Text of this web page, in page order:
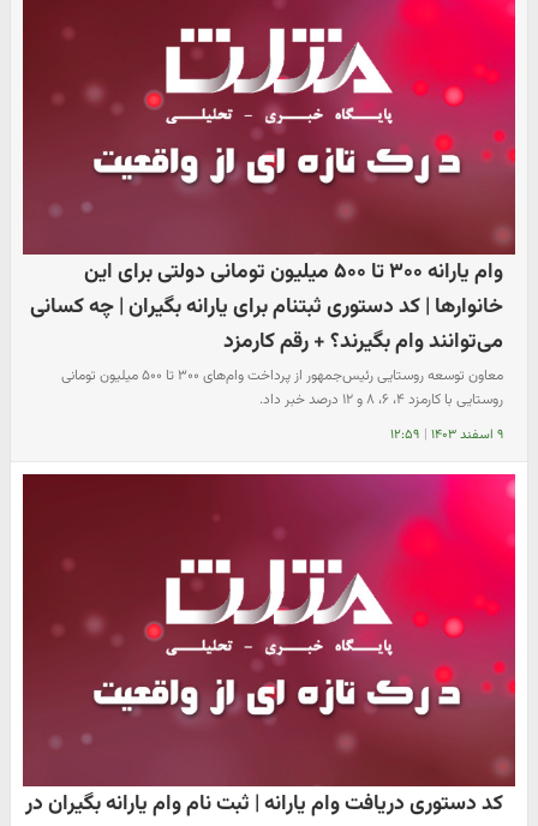
وام یارانه ۳۰۰ تا ۵۰۰ میلیون تومانی دولتی برای این
خانوارها | کد دستوری ثبتنام برای یارانه بگیران | چه کسانی
می‌توانند وام بگیرند؟ + رقم کارمزد
معاون توسعه روستایی رئیس‌جمهور از پرداخت وام‌های ۳۰۰ تا ۵۰۰ میلیون تومانی
روستایی با کارمزد ۴، ۶، ۸ و ۱۲ درصد خبر داد.
۹ اسفند ۱۴۰۳ | ۱۲:۵۹
کد دستوری دریافت وام یارانه | ثبت نام وام یارانه بگیران در